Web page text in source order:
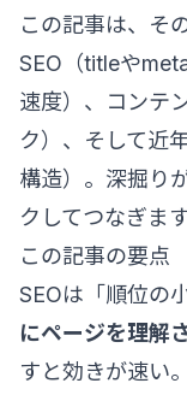
この記事は、そ
SEO（titleや
速度）、コンテ
ク）、そして近
構造）。深掘り
クしてつなぎます
この記事の要点
SEOは「順位の
にページを理解
すと効きが速い。